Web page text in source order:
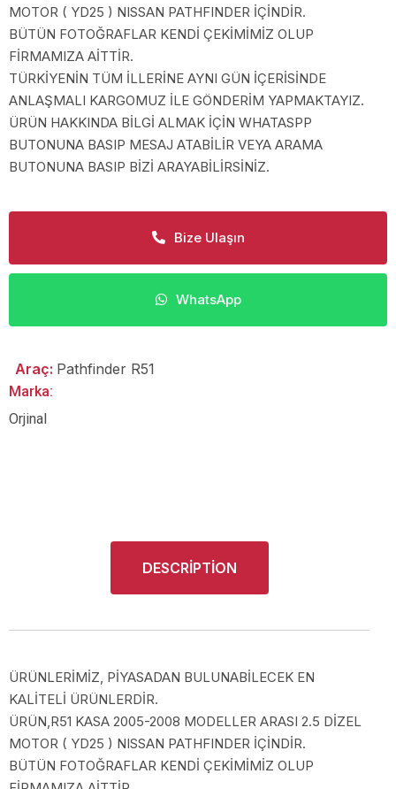
MOTOR ( YD25 ) NISSAN PATHFINDER İÇİNDİR.
BÜTÜN FOTOĞRAFLAR KENDİ ÇEKİMİMİZ OLUP
FİRMAMIZA AİTTİR.
TÜRKİYENİN TÜM İLLERİNE AYNI GÜN İÇERİSİNDE
ANLAŞMALI KARGOMUZ İLE GÖNDERİM YAPMAKTAYIZ.
ÜRÜN HAKKINDA BİLGİ ALMAK İÇİN WHATASPP
BUTONUNA BASIP MESAJ ATABİLİR VEYA ARAMA
BUTONUNA BASIP BİZİ ARAYABİLİRSİNİZ.
Bize Ulaşın
WhatsApp
Araç: Pathfinder R51
Marka:
Orjinal
DESCRIPTION
ÜRÜNLERİMİZ, PİYASADAN BULUNABİLECEK EN
KALİTELİ ÜRÜNLERDİR.
ÜRÜN,R51 KASA 2005-2008 MODELLER ARASI 2.5 DİZEL
MOTOR ( YD25 ) NISSAN PATHFINDER İÇİNDİR.
BÜTÜN FOTOĞRAFLAR KENDİ ÇEKİMİMİZ OLUP